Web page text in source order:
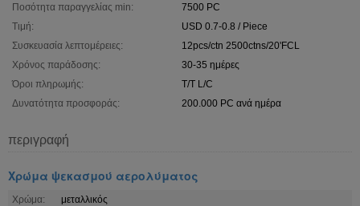
Ποσότητα παραγγελίας min:
7500 PC
Τιμή:
USD 0.7-0.8 / Piece
Συσκευασία λεπτομέρειες:
12pcs/ctn 2500ctns/20'FCL
Χρόνος παράδοσης:
30-35 ημέρες
Όροι πληρωμής:
T/T L/C
Δυνατότητα προσφοράς:
200.000 PC ανά ημέρα
περιγραφή
Χρώμα ψεκασμού αερολύματος
Χρώμα:
μεταλλικός